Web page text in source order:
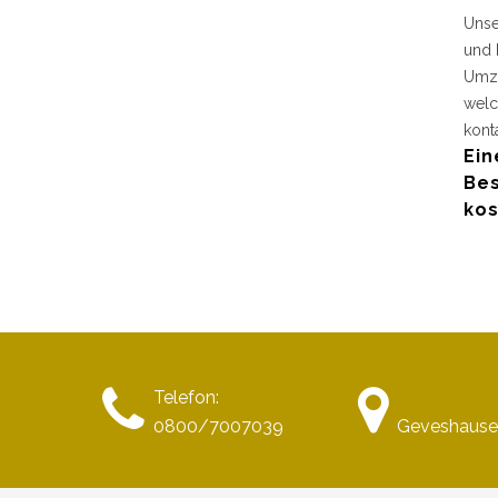
und
Telefon:
0800/7007039